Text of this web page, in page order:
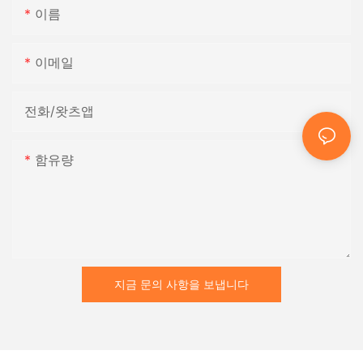
이름
이메일
전화/왓츠앱
함유량
지금 문의 사항을 보냅니다